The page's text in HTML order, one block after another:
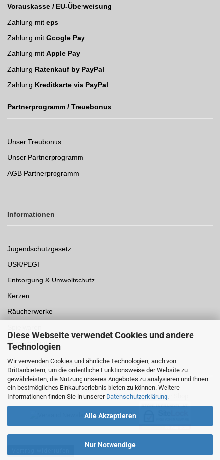
Diese Webseite verwendet Cookies und andere
Technologien
Wir verwenden Cookies und ähnliche Technologien, auch von
Drittanbietern, um die ordentliche Funktionsweise der Website zu
gewährleisten, die Nutzung unseres Angebotes zu analysieren und Ihnen
ein bestmögliches Einkaufserlebnis bieten zu können. Weitere
Informationen finden Sie in unserer Datenschutzerklärung.
Alle Akzeptieren
Nur Notwendige
Vorauskasse / EU-Überweisung
Zahlung mit eps
Zahlung mit Google Pay
Zahlung mit Apple Pay
Zahlung Ratenkauf by PayPal
Zahlung Kreditkarte via PayPal
Partnerprogramm / Treuebonus
Unser Treubonus
Unser Partnerprogramm
AGB Partnerprogramm
Informationen
Jugendschutzgesetz
USK/PEGI
Entsorgung & Umweltschutz
Kerzen
Räucherwerke
Einwegpfand
Auszeichnungen /Sicherheit